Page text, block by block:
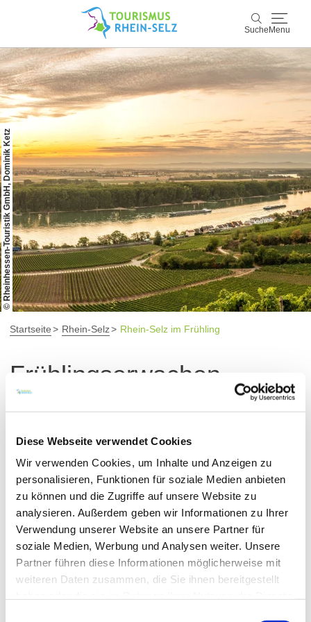
Diese Webseite verwendet Cookies
Wir verwenden Cookies, um Inhalte und Anzeigen zu
personalisieren, Funktionen für soziale Medien anbieten
zu können und die Zugriffe auf unsere Website zu
analysieren. Außerdem geben wir Informationen zu Ihrer
Verwendung unserer Website an unsere Partner für
soziale Medien, Werbung und Analysen weiter. Unsere
Partner führen diese Informationen möglicherweise mit
weiteren Daten zusammen, die Sie ihnen bereitgestellt
Suche Menu
Rhein-Selz
Wein & Genuss
Kultur & Events
Buchen & Service
© Rheinhessen-Touristik GmbH, Dominik Ketz
Startseite Rhein-Selz Rhein-Selz im Frühling
Frühlingserwachen
Die Natur ruft
Wenn die ersten Sonnenstrahlen die Weinberge erhellen
Frühlingszeit. In den Weinbergen sprießen die ersten
Knospen und schon bald bilden sich erste Ansätze der
späteren Fruchtstände. Das Zusammenspiel von
frischem Grün, blühenden Blumen und den sanften
Hügeln der Weinregion schafft eine malerische Kulisse,
die zum Verweilen einlädt. Bei einer ausgedehnten
Radtour oder Wanderung durch die hügelige